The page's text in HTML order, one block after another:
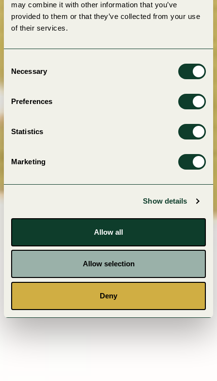
may combine it with other information that you’ve
provided to them or that they’ve collected from your use
of their services.
Selection
Necessary
Preferences
Statistics
Marketing
Show details
Allow all
Allow selection
Deny